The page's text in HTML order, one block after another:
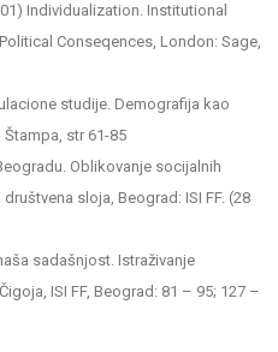
Individualization. Institutional
Conseqences, London: Sage,
studije. Demografija kao
Štampa, str 61-85
Oblikovanje socijalnih
sloja, Beograd: ISI FF. (28
sadašnjost. Istraživanje
ISI FF, Beograd: 81 – 95; 127 –